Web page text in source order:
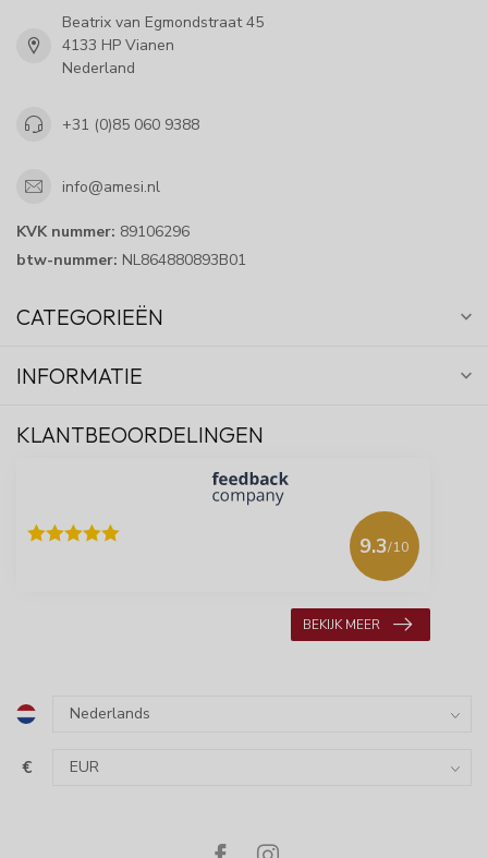
Beatrix van Egmondstraat 45
4133 HP Vianen
Nederland
+31 (0)85 060 9388
info@amesi.nl
KVK nummer: 89106296
btw-nummer: NL864880893B01
CATEGORIEËN
INFORMATIE
KLANTBEOORDELINGEN
9.3/10
BEKIJK MEER
€